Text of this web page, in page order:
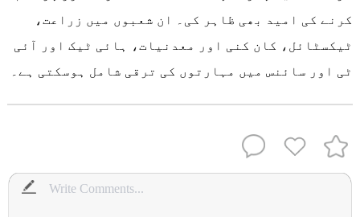
کرنے کی امید بھی ظاہر کی۔ ان شعبوں میں زراعت،
ٹیکسٹائل، کان کنی اور معدنیات، ہائی ٹیک اور آئی
ٹی اور سائنس میں مہارتوں کی ترقی شامل ہوسکتی ہے۔